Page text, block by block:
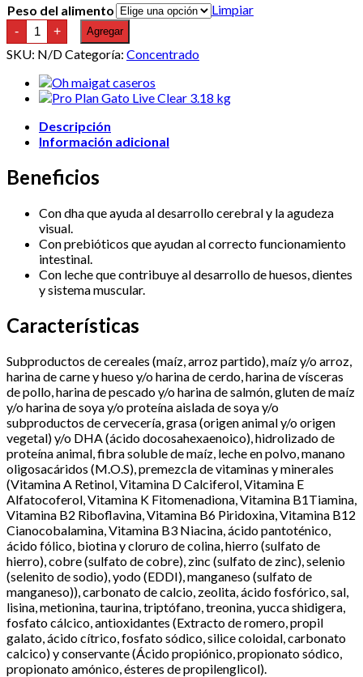
Peso del alimento
Limpiar
- Oh
Mai
Gat
Gatitos
Juguetones
y
Exploradores
+ Agregar
SKU: N/DCategoría: Concentrado
Descripción
Información adicional
Beneficios
Con dha que ayuda al desarrollo cerebral y la agudeza
visual.
Con prebióticos que ayudan al correcto funcionamiento
intestinal.
Con leche que contribuye al desarrollo de huesos, dientes
y sistema muscular.
Características
Subproductos de cereales (maíz, arroz partido), maíz y/o arroz,
harina de carne y hueso y/o harina de cerdo, harina de vísceras
de pollo, harina de pescado y/o harina de salmón, gluten de maíz
y/o harina de soya y/o proteína aislada de soya y/o
subproductos de cervecería, grasa (origen animal y/o origen
vegetal) y/o DHA (ácido docosahexaenoico), hidrolizado de
proteína animal, fibra soluble de maíz, leche en polvo, manano
oligosacáridos (M.O.S), premezcla de vitaminas y minerales
(Vitamina A Retinol, Vitamina D Calciferol, Vitamina E
Alfatocoferol, Vitamina K Fitomenadiona, Vitamina B1Tiamina,
Vitamina B2 Riboflavina, Vitamina B6 Piridoxina, Vitamina B12
Cianocobalamina, Vitamina B3 Niacina, ácido pantoténico,
ácido fólico, biotina y cloruro de colina, hierro (sulfato de
hierro), cobre (sulfato de cobre), zinc (sulfato de zinc), selenio
(selenito de sodio), yodo (EDDI), manganeso (sulfato de
manganeso)), carbonato de calcio, zeolita, ácido fosfórico, sal,
lisina, metionina, taurina, triptófano, treonina, yucca shidigera,
fosfato cálcico, antioxidantes (Extracto de romero, propil
galato, ácido cítrico, fosfato sódico, silice coloidal, carbonato
calcico) y conservante (Ácido propiónico, propionato sódico,
propionato amónico, ésteres de propilenglicol).